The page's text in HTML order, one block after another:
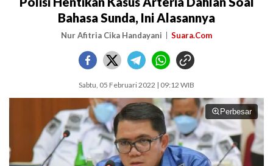
Bahasa Sunda, Ini Alasannya
Nur Afitria Cika Handayani Suara.Com
Sabtu, 05 Februari 2022 | 09:12 WIB
Perbesar